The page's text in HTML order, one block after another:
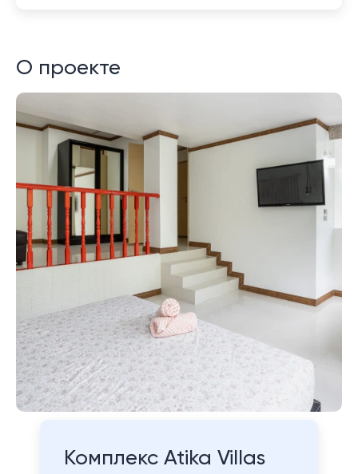
О проекте
Комплекс Atika Villas